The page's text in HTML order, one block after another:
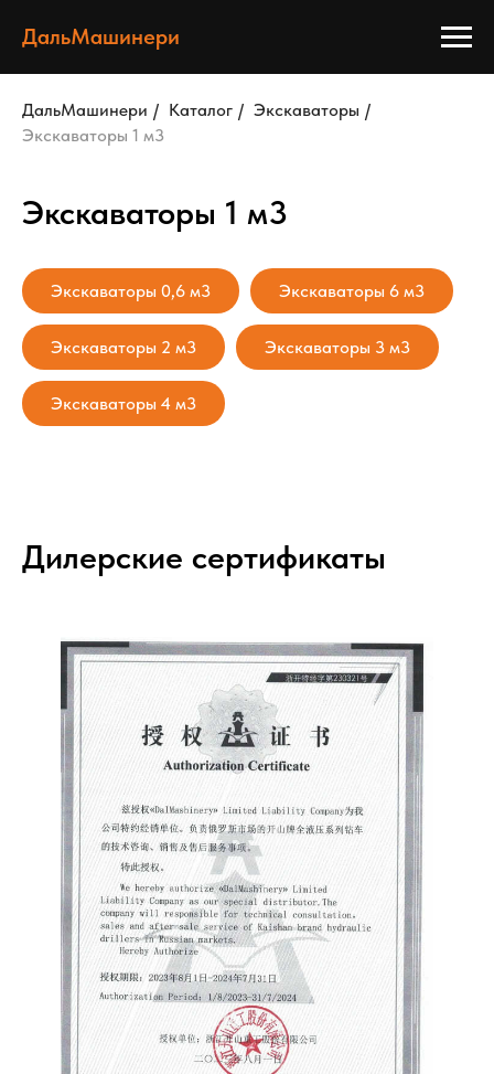
ДальМашинери
ДальМашинери / Каталог / Экскаваторы /
Экскаваторы 1 м3
Экскаваторы 1 м3
Экскаваторы 0,6 м3 Экскаваторы 6 м3
Экскаваторы 2 м3 Экскаваторы 3 м3
Экскаваторы 4 м3
Дилерские сертификаты